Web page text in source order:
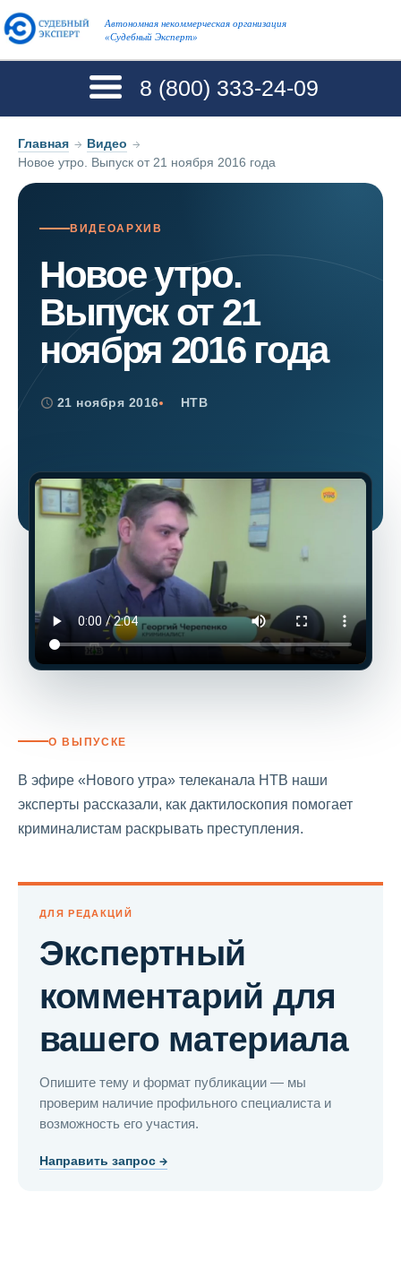
Автономная некоммерческая организация
«Судебный Эксперт»
8 (800) 333-24-09
Главная → Видео →
Новое утро. Выпуск от 21 ноября 2016 года
ВИДЕОАРХИВ
Новое утро.
Выпуск от 21
ноября 2016 года
21 ноября 2016 НТВ
О ВЫПУСКЕ
В эфире «Нового утра» телеканала НТВ наши
эксперты рассказали, как дактилоскопия помогает
криминалистам раскрывать преступления.
ДЛЯ РЕДАКЦИЙ
Экспертный
комментарий для
вашего материала
Опишите тему и формат публикации — мы
проверим наличие профильного специалиста и
возможность его участия.
Направить запрос →